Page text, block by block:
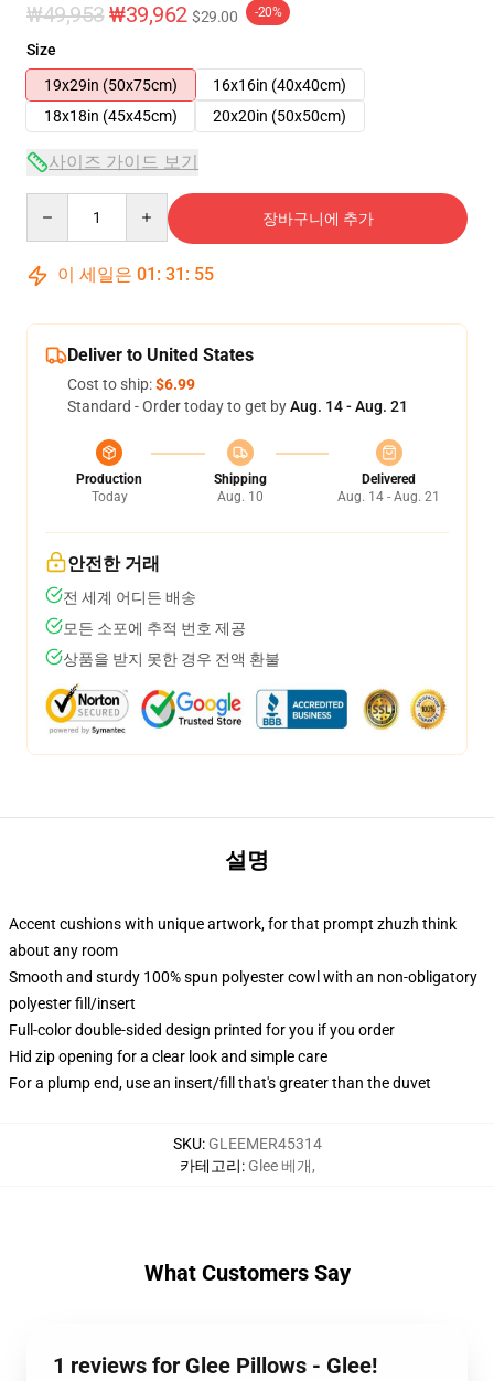
₩49,953 ₩39,962 $29.00 -20%
Size
19x29in (50x75cm)
16x16in (40x40cm)
18x18in (45x45cm)
20x20in (50x50cm)
사이즈 가이드 보기
장바구니에 추가
이 세일은 01 : 31 : 54
Deliver to United States
Cost to ship:$6.99
Standard - Order today to get byAug. 14 - Aug. 21
Production
Today
Shipping
Aug. 10
Delivered
Aug. 14 - Aug. 21
안전한 거래
전 세계 어디든 배송
모든 소포에 추적 번호 제공
상품을 받지 못한 경우 전액 환불
설명
Accent cushions with unique artwork, for that prompt zhuzh think
about any room
Smooth and sturdy 100% spun polyester cowl with an non-obligatory
polyester fill/insert
Full-color double-sided design printed for you if you order
Hid zip opening for a clear look and simple care
For a plump end, use an insert/fill that's greater than the duvet
SKU: GLEEMER45314
카테고리: Glee 베개,
What Customers Say
1 reviews for Glee Pillows - Glee!